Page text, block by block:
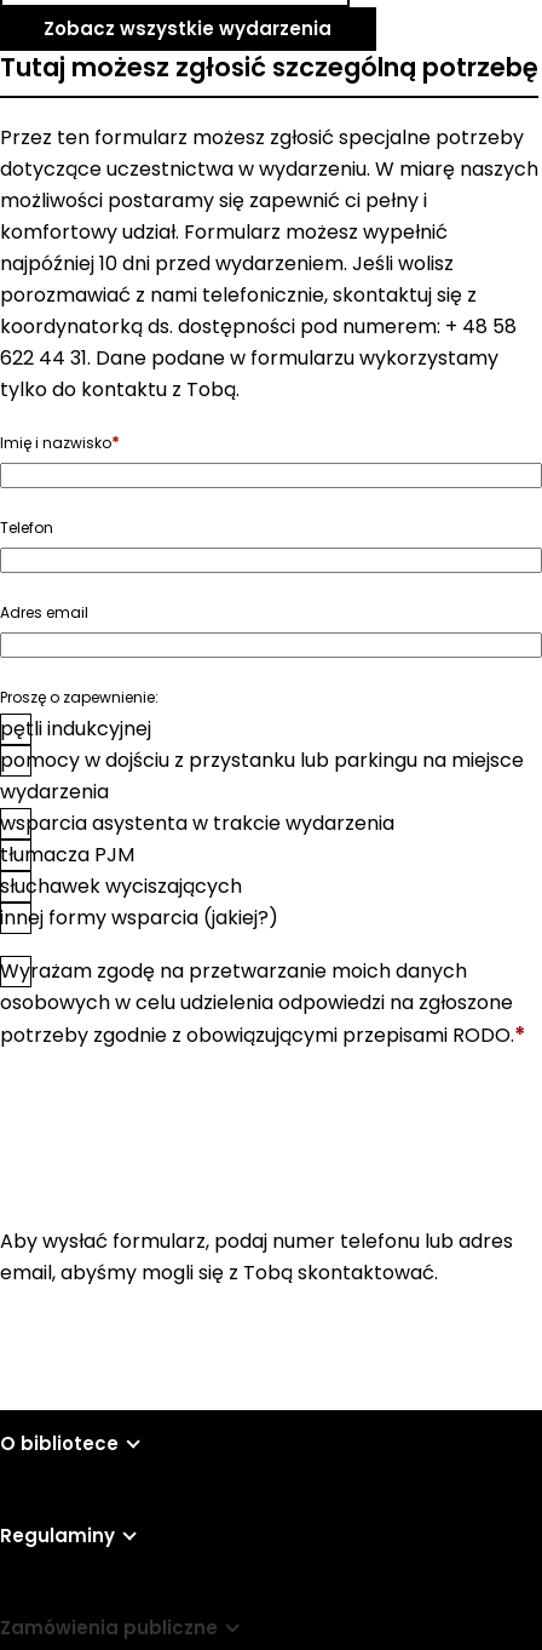
Zobacz wszystkie wydarzenia
Tutaj możesz zgłosić szczególną potrzebę
Przez ten formularz możesz zgłosić specjalne potrzeby
dotyczące uczestnictwa w wydarzeniu. W miarę naszych
możliwości postaramy się zapewnić ci pełny i
komfortowy udział. Formularz możesz wypełnić
najpóźniej 10 dni przed wydarzeniem. Jeśli wolisz
porozmawiać z nami telefonicznie, skontaktuj się z
koordynatorką ds. dostępności pod numerem: + 48 58
622 44 31. Dane podane w formularzu wykorzystamy
tylko do kontaktu z Tobą.
Imię i nazwisko*
Telefon
Adres email
Proszę o zapewnienie:
pętli indukcyjnej
pomocy w dojściu z przystanku lub parkingu na miejsce
wydarzenia
wsparcia asystenta w trakcie wydarzenia
tłumacza PJM
słuchawek wyciszających
innej formy wsparcia (jakiej?)
Zgoda*
Wyrażam zgodę na przetwarzanie moich danych
osobowych w celu udzielenia odpowiedzi na zgłoszone
potrzeby zgodnie z obowiązującymi przepisami RODO.*
Aby wysłać formularz, podaj numer telefonu lub adres
email, abyśmy mogli się z Tobą skontaktować.
O bibliotece
Regulaminy
Zamówienia publiczne